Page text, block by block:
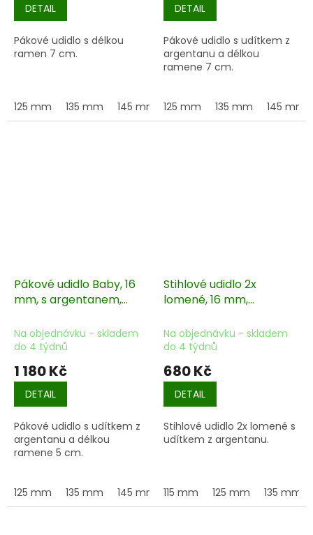
DETAIL
Pákové udidlo s délkou
ramen 7 cm.
125 mm 135 mm 145 mm 155 mm
DETAIL
Pákové udidlo s udítkem z
argentanu a délkou
ramene 7 cm.
125 mm 135 mm 145 mm
Pákové udidlo Baby, 16
mm, s argentanem,
Na objednávku - skladem
do 4 týdnů
1 180 Kč
DETAIL
Pákové udidlo s udítkem z
argentanu a délkou
ramene 5 cm.
125 mm 135 mm 145 mm 155 mm
Stihlové udidlo 2x
lomené, 16 mm,
Na objednávku - skladem
do 4 týdnů
680 Kč
DETAIL
Stihlové udidlo 2x lomené s
udítkem z argentanu.
115 mm 125 mm 135 mm